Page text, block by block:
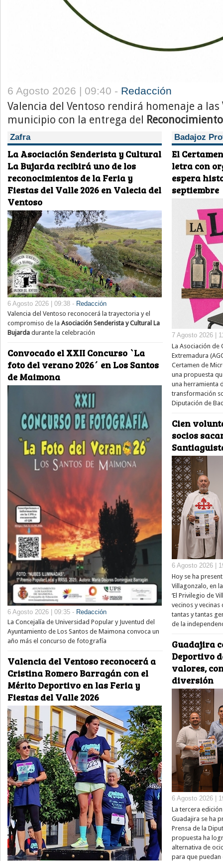
6 Agosto 2026 | 09:40 - Redacción
Valencia del Ventoso rendirá homenaje a las
municipio con la entrega del
Zafra
La Asociación Senderista y Cultural
La Bujarda recibirá uno de los
reconocimientos de la Feria y
Fiestas del Valle 2026 en Valecia del
Ventoso
6 Agosto 2026 | 09:38 - Redacción
Valencia del Ventoso reconocerá la trayectoria y el
compromiso de la Asociación Senderista y Cultural La
Bujarda durante la celebración
Convocado el XXII Concurso `La
foto del verano 2026´ en Los Santos
de Maimona
6 Agosto 2026 | 09:35 - Redacción
La Concejalía de Universidad Popular y Juventud del
Ayuntamiento de Los Santos de Maimona convoca un
año más el concurso de fotografía
Valencia del Ventoso reconocerá a
Cristina Romero Barragán con el
Mérito Deportivo en las Feria y
Fiestas del Valle 2026
Badajoz
El
letra con
espera
septiembre
7 Agosto 2026 |
La Asociación de
Extremadura
Certamen de
una propuesta
una herramienta
transformación
Diputación de
Cien
socios
6 Agosto 2026 |
Hoy se ha
Villagonzalo, en
‘El Privilegio de
vecinos y
tantas y tantas
de la
Guadajira
Deportivo
valores,
diversión
6 Agosto 2026 |
La tercera
Guadajira se ha
Prensa de la
propuesta ha
alternativa de
para que puedan